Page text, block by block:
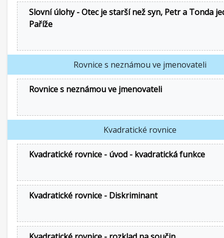
Slovní úlohy - Otec je starší než syn, Petr a Tonda
Paříže
Rovnice s neznámou ve jmenovateli
Rovnice s neznámou ve jmenovateli
Kvadratické rovnice
Kvadratické rovnice - úvod - kvadratická funkce
Kvadratické rovnice - Diskriminant